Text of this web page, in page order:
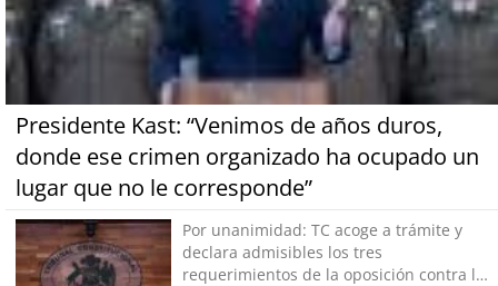
Presidente Kast: “Venimos de años duros,
donde ese crimen organizado ha ocupado un
lugar que no le corresponde”
Por unanimidad: TC acoge a trámite y
declara admisibles los tres
requerimientos de la oposición contra la